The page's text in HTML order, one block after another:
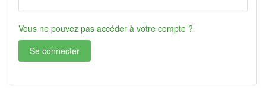
Vous ne pouvez pas accéder à votre compte ?
Se connecter